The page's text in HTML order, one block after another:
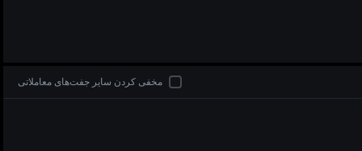
مخفی کردن سایر جفت‌های معاملاتی